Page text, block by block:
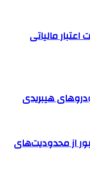
مالیاتی
هیبریدی
از محدودیت‌های